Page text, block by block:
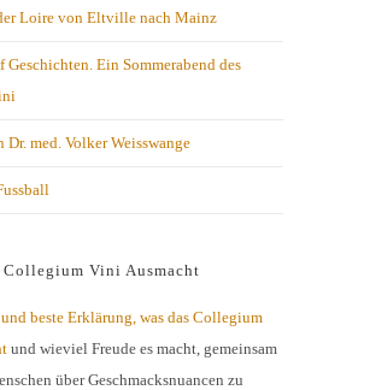
Loire von Eltville nach Mainz
Geschichten. Ein Sommerabend des
Dr. med. Volker Weisswange
Collegium Vini Ausmacht
beste Erklärung, was das Collegium
und wieviel Freude es macht, gemeinsam
über Geschmacksnuancen zu